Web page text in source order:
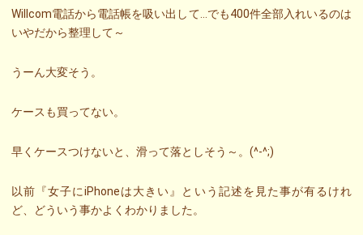
Willcom電話から電話帳を吸い出して…でも400件全部入れいるのは
いやだから整理して～
うーん大変そう。
ケースも買ってない。
早くケースつけないと、滑って落としそう～。(^-^;)
以前『女子にiPhoneは大きい』という記述を見た事が有るけれ
ど、どういう事かよくわかりました。